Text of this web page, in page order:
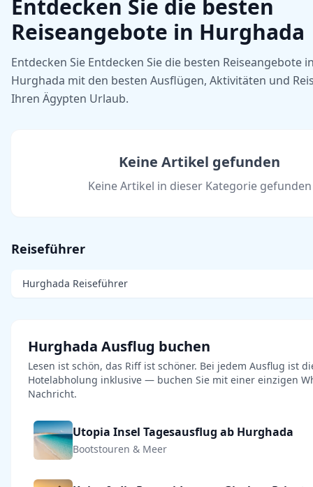
Entdecken Sie die besten
Reiseangebote in Hurghada
Entdecken Sie Entdecken Sie die besten Reiseangebote
Hurghada mit den besten Ausflügen, Aktivitäten und
Ihren Ägypten Urlaub.
Keine Artikel gefunden
Keine Artikel in dieser Kategorie gefunden
Reiseführer
Hurghada Reiseführer
Hurghada Ausflug buchen
Lesen ist schön, das Riff ist schöner. Bei jedem Ausflug ist
Hotelabholung inklusive — buchen Sie mit einer einzigen
Nachricht.
Utopia Insel Tagesausflug ab Hurghada
Bootstouren & Meer